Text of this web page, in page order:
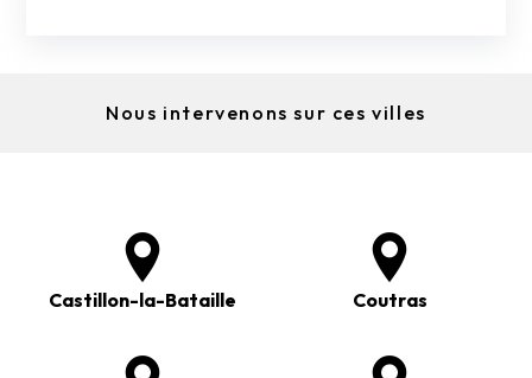
Nous intervenons sur ces villes
Castillon-la-Bataille Coutras